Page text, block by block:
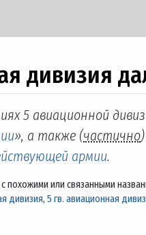
дивизия
5 авиационной
», а также (частично
армии.
похожими или связанными
дивизия, 5 гв. авиационная